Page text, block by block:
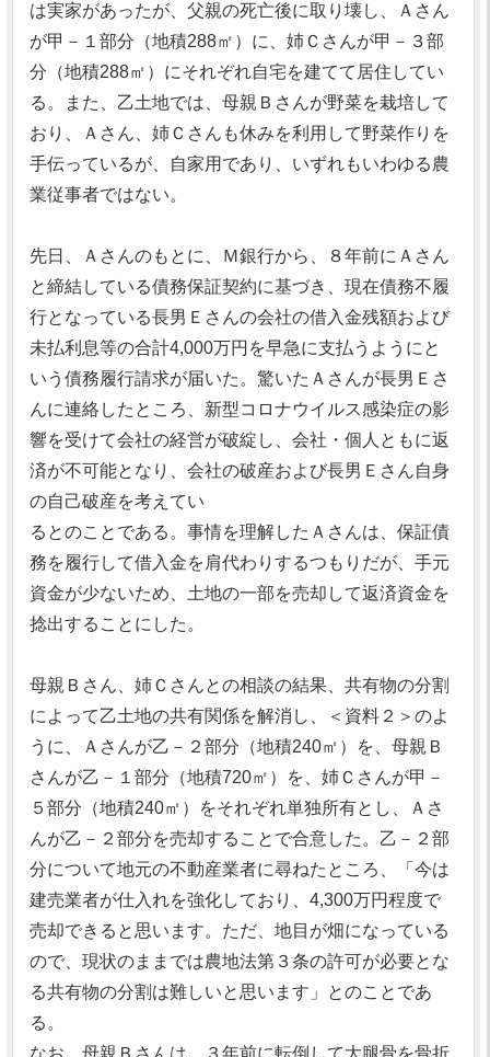
は実家があったが、父親の死亡後に取り壊し、Ａさん
が甲－１部分（地積288㎡）に、姉Ｃさんが甲－３部
分（地積288㎡）にそれぞれ自宅を建てて居住してい
る。また、乙土地では、母親Ｂさんが野菜を栽培して
おり、Ａさん、姉Ｃさんも休みを利用して野菜作りを
手伝っているが、自家用であり、いずれもいわゆる農
業従事者ではない。
先日、Ａさんのもとに、Ｍ銀行から、８年前にＡさん
と締結している債務保証契約に基づき、現在債務不履
行となっている長男Ｅさんの会社の借入金残額および
未払利息等の合計4,000万円を早急に支払うようにと
いう債務履行請求が届いた。驚いたＡさんが長男Ｅさ
んに連絡したところ、新型コロナウイルス感染症の影
響を受けて会社の経営が破綻し、会社・個人ともに返
済が不可能となり、会社の破産および長男Ｅさん自身
の自己破産を考えてい
るとのことである。事情を理解したＡさんは、保証債
務を履行して借入金を肩代わりするつもりだが、手元
資金が少ないため、土地の一部を売却して返済資金を
捻出することにした。
母親Ｂさん、姉Ｃさんとの相談の結果、共有物の分割
によって乙土地の共有関係を解消し、＜資料２＞のよ
うに、Ａさんが乙－２部分（地積240㎡）を、母親Ｂ
さんが乙－１部分（地積720㎡）を、姉Ｃさんが甲－
５部分（地積240㎡）をそれぞれ単独所有とし、Ａさ
んが乙－２部分を売却することで合意した。乙－２部
分について地元の不動産業者に尋ねたところ、「今は
建売業者が仕入れを強化しており、4,300万円程度で
売却できると思います。ただ、地目が畑になっている
ので、現状のままでは農地法第３条の許可が必要とな
る共有物の分割は難しいと思います」とのことであ
る。
なお、母親Ｂさんは、３年前に転倒して大腿骨を骨折